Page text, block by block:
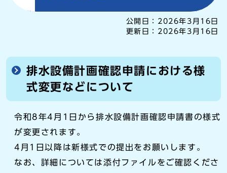
公開日： 2026年3月16日
更新日： 2026年3月16日
排水設備計画確認申請における様
式変更などについて
令和8年4月1日から排水設備計画確認申請書の様式
が変更されます。
4月1日以降は新様式での提出をお願いします。
なお、詳細については添付ファイルをご確認くださ